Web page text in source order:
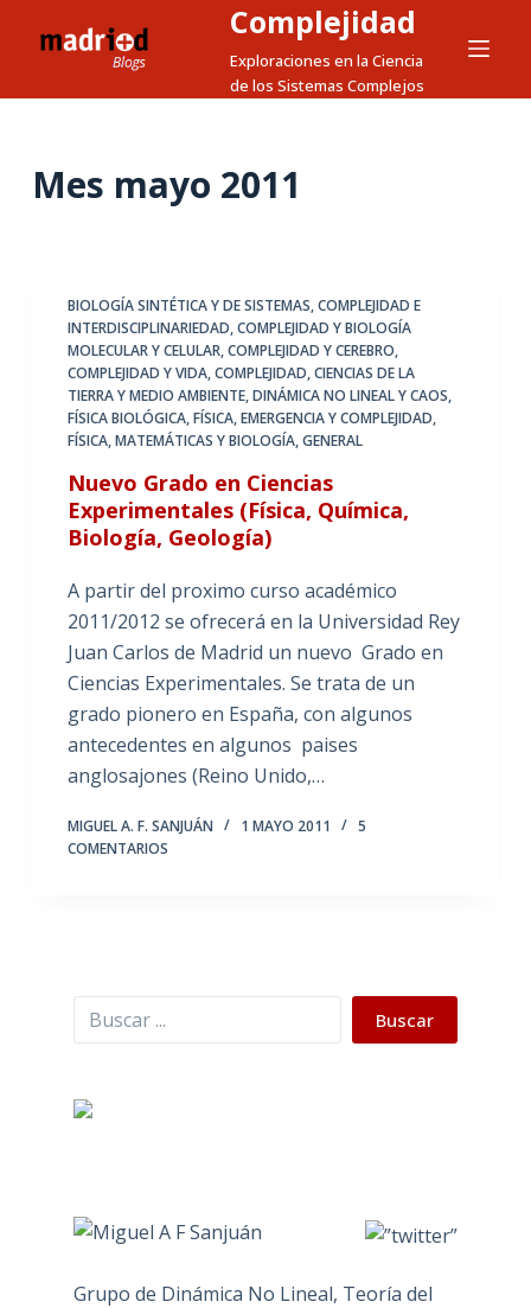
Complejidad
Exploraciones en la Ciencia
de los Sistemas Complejos
Mes mayo 2011
BIOLOGÍA SINTÉTICA Y DE SISTEMAS,COMPLEJIDAD E
INTERDISCIPLINARIEDAD,COMPLEJIDAD Y BIOLOGÍA
MOLECULAR Y CELULAR,COMPLEJIDAD Y CEREBRO,
COMPLEJIDAD Y VIDA,COMPLEJIDAD, CIENCIAS DE LA
TIERRA Y MEDIO AMBIENTE,DINÁMICA NO LINEAL Y CAOS,
FÍSICA BIOLÓGICA,FÍSICA, EMERGENCIA Y COMPLEJIDAD,
FÍSICA, MATEMÁTICAS Y BIOLOGÍA,GENERAL
Nuevo Grado en Ciencias
Experimentales (Física, Química,
Biología, Geología)
A partir del proximo curso académico
2011/2012 se ofrecerá en la Universidad Rey
Juan Carlos de Madrid un nuevo Grado en
Ciencias Experimentales. Se trata de un
grado pionero en España, con algunos
antecedentes en algunos paises
anglosajones (Reino Unido,…
MIGUEL A. F. SANJUÁN 1 MAYO 2011
5
COMENTARIOS
Buscar Buscar
Grupo de Dinámica No Lineal, Teoría del